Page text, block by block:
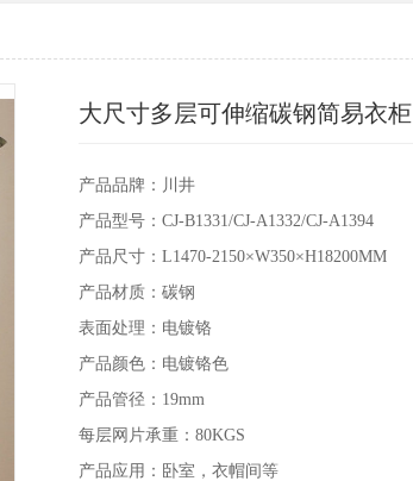
大尺寸多层可伸缩碳钢简易衣柜
产品品牌：川井
产品型号：CJ-B1331/CJ-A1332/CJ-A1394
产品尺寸：L1470-2150×W350×H18200MM
产品材质：碳钢
表面处理：电镀铬
产品颜色：电镀铬色
产品管径：19mm
每层网片承重：80KGS
产品应用：卧室，衣帽间等